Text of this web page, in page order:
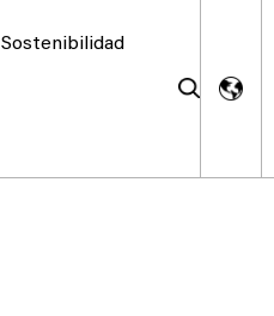
Sostenibilidad